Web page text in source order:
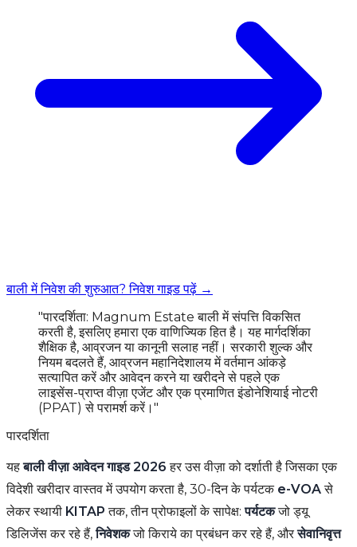
बाली में निवेश की शुरुआत? निवेश गाइड पढ़ें →
"पारदर्शिता: Magnum Estate बाली में संपत्ति विकसित
करती है, इसलिए हमारा एक वाणिज्यिक हित है। यह मार्गदर्शिका
शैक्षिक है, आव्रजन या कानूनी सलाह नहीं। सरकारी शुल्क और
नियम बदलते हैं, आव्रजन महानिदेशालय में वर्तमान आंकड़े
सत्यापित करें और आवेदन करने या खरीदने से पहले एक
लाइसेंस-प्राप्त वीज़ा एजेंट और एक प्रमाणित इंडोनेशियाई नोटरी
(PPAT) से परामर्श करें।"
पारदर्शिता
यहबाली वीज़ा आवेदन गाइड 2026 हर उस वीज़ा को दर्शाती है जिसका एक
विदेशी खरीदार वास्तव में उपयोग करता है, 30-दिन के पर्यटक e-VOAसे
लेकर स्थायी KITAP तक, तीन प्रोफाइलों के सापेक्ष:पर्यटकजो ड्यू
डिलिजेंस कर रहे हैं,निवेशकजो किराये का प्रबंधन कर रहे हैं, औरसेवानिवृत्त